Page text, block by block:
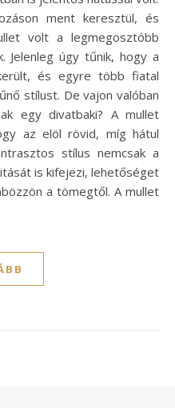
ment keresztül, és
volt a legmegosztóbb
Jelenleg úgy tűnik, hogy a
és egyre több fiatal
stílust. De vajon valóban
egy divatbaki? A mullet
az elöl rövid, míg hátul
stílus nemcsak a
is kifejezi, lehetőséget
a tömegtől. A mullet